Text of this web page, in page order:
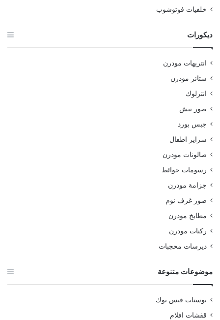
خلفيات فوتوشوب
ديكورات
انتريهات مودرن
ستائر مودرن
انترلوك
صور نيش
جبس بورد
سراير اطفال
صالونات مودرن
رسومات حوائط
جزامة مودرن
صور غرف نوم
مطابخ مودرن
ركنات مودرن
ديرسات محجبات
موضوعات متنوعة
بوستات فيس بوك
قفشات افلام